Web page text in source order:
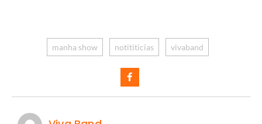
manha show notititicias vivaband